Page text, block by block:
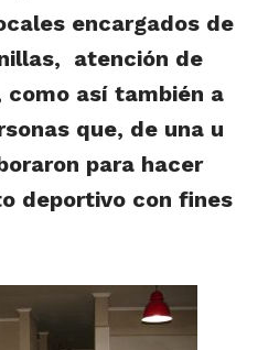
encargados de
atención de
así también a
que, de una u
para hacer
deportivo con fines